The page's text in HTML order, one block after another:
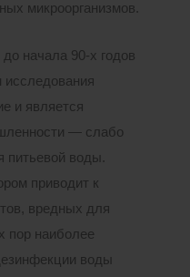
микроорганизмов.
начала 90-х годов
исследования
и является
— слабо
воды.
приводит к
вредных для
пор наиболее
воды